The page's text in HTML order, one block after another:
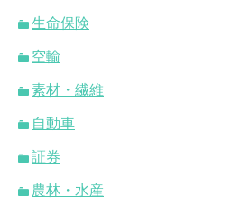
生命保険
空輸
素材・繊維
自動車
証券
農林・水産